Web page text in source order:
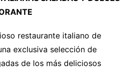
restaurante italiano de
exclusiva selección de
de los más deliciosos